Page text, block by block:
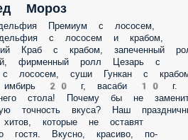
Мороз
Премиум с лососем,
с лососем и крабом,
Краб с крабом, запеченный
фирменный ролл Цезарь с
с лососем, суши Гункан с
имбирь 20 г, васаби 10 г.
стола! Почему бы не
точность вкуса? Наш
которые не оставят
гостя. Вкусно, красиво, по-